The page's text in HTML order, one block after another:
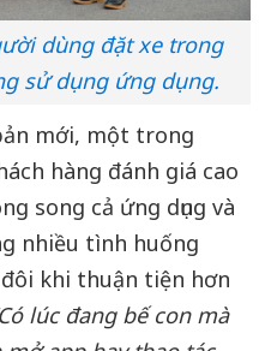
dùng đặt xe trong
sử dụng ứng dụng.
mới, một trong
hàng đánh giá cao
song cả ứng dụng và
nhiều tình huống
khi thuận tiện hơn
lúc đang bế con mà